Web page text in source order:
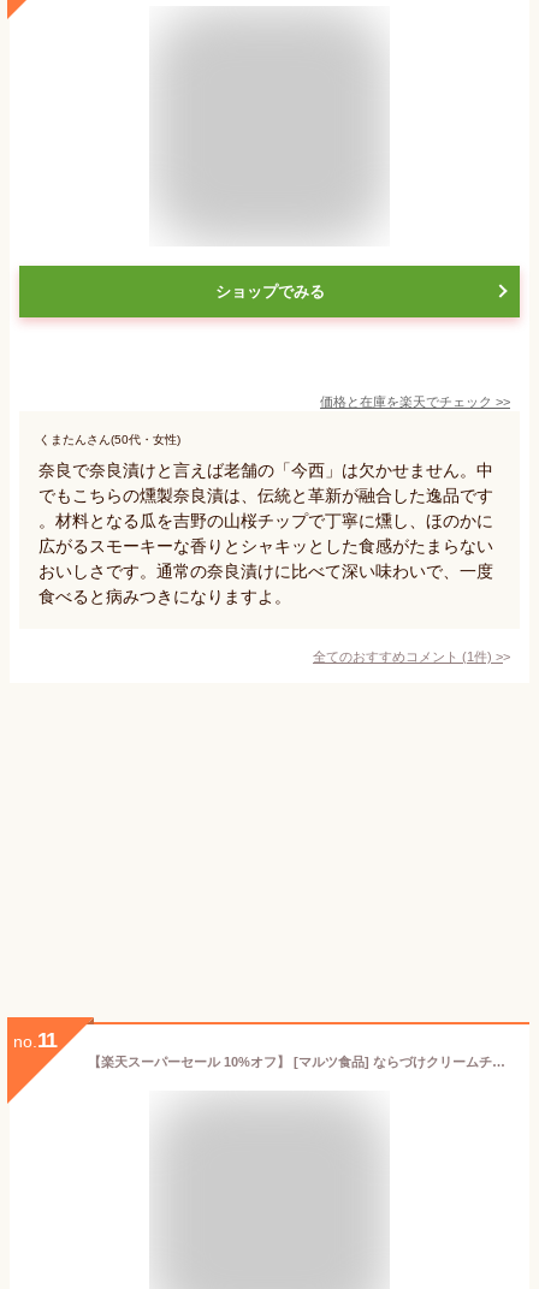
ショップでみる
価格と在庫を楽天でチェック >>
くまたんさん(50代・女性)
奈良で奈良漬けと言えば老舗の「今西」は欠かせません。中
でもこちらの燻製奈良漬は、伝統と革新が融合した逸品です
。材料となる瓜を吉野の山桜チップで丁寧に燻し、ほのかに
広がるスモーキーな香りとシャキッとした食感がたまらない
おいしさです。通常の奈良漬けに比べて深い味わいで、一度
食べると病みつきになりますよ。
全てのおすすめコメント (1件) >
no. 11
【楽天スーパーセール 10%オフ】 [マルツ食品] ならづけクリームチーズ ならづけクリームチーズ 100g /漬物 つけもの 発酵食品 発酵食品の館 埼玉県 おつけもの おつまみ つまみ 酒のつまみ 箸休め 副菜 常備菜 ならづけ 奈良漬け お土産